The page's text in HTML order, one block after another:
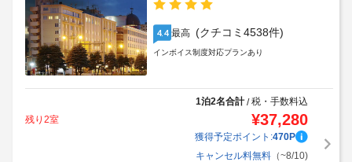
4.4 最高 (クチコミ4538件)
インボイス制度対応プランあり
1泊2名合計/税・手数料込
残り2室
¥37,280
獲得予定ポイント:470P
キャンセル料無料（~8/10)